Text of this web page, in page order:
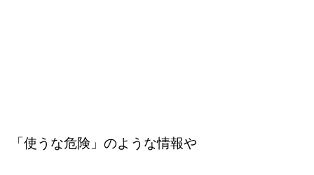
「使うな危険」のような情報や